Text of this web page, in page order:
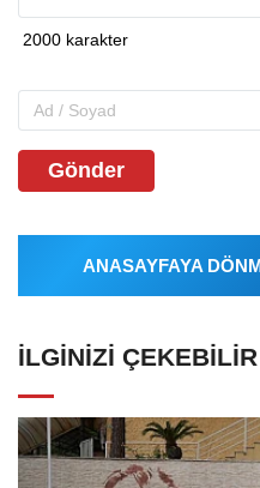
Gönder
ANASAYFAYA
İLGINIZI ÇEKEBILIR